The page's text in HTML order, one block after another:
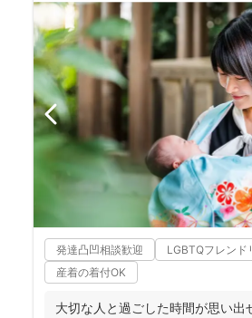
発達凸凹相談歓迎
LGBTQフレンド
産着の着付OK
大切な人と過ごした時間が思い出